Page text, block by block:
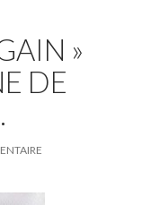
»
DE